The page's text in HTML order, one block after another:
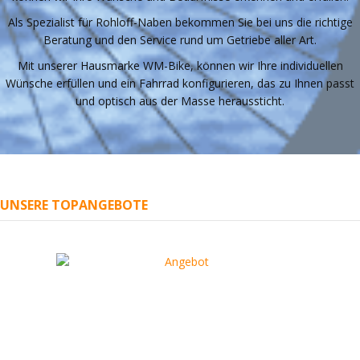
Als Spezialist für Rohloff-Naben bekommen Sie bei uns die richtige
Beratung und den Service rund um Getriebe aller Art.
Mit unserer Hausmarke WM-Bike, können wir Ihre individuellen
Wünsche erfüllen und ein Fahrrad konfigurieren, das zu Ihnen passt
und optisch aus der Masse heraussticht.
UNSERE TOPANGEBOTE